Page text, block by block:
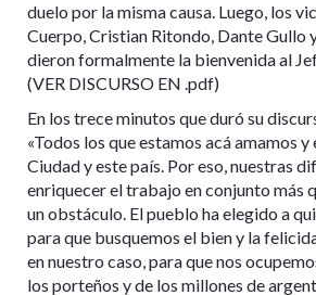
duelo por la misma causa. Luego, los
Cuerpo, Cristian Ritondo, Dante Gullo
dieron formalmente la bienvenida al
(VER DISCURSO EN .pdf)
En los trece minutos que duró su
«Todos los que estamos acá amamos
Ciudad y este país. Por eso, nuestras
enriquecer el trabajo en conjunto más
un obstáculo. El pueblo ha elegido a
para que busquemos el bien y la
en nuestro caso, para que nos
los porteños y de los millones de